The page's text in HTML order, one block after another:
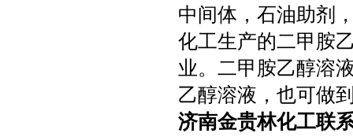
中间体，石油助剂
化工生产的二甲胺
业。二甲胺乙醇溶
乙醇溶液，也可做
济南金贵林化工联